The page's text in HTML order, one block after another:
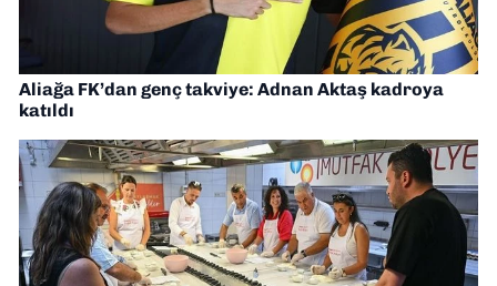
Aliağa FK’dan genç takviye: Adnan Aktaş kadroya
katıldı